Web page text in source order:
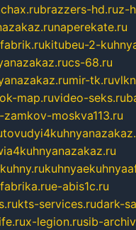
brazzers-hd.ruz-
naperekate.ru
kitubeu-2-
cs-68.ru
mir-tk.ru
map.ruvideo-seks.ru
moskva113.ru
e-abis1c.ru
kts-services.rudark-
x-legion.rusib-